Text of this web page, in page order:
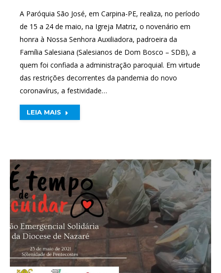
A Paróquia São José, em Carpina-PE, realiza, no período
de 15 a 24 de maio, na Igreja Matriz, o novenário em
honra à Nossa Senhora Auxiliadora, padroeira da
Família Salesiana (Salesianos de Dom Bosco – SDB), a
quem foi confiada a administração paroquial. Em virtude
das restrições decorrentes da pandemia do novo
coronavírus, a festividade…
LEIA MAIS